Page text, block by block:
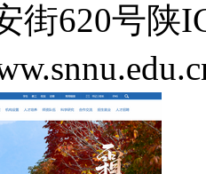
街620号陕